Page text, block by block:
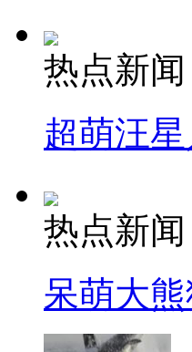
热点新闻
超萌汪
热点新闻
呆萌大